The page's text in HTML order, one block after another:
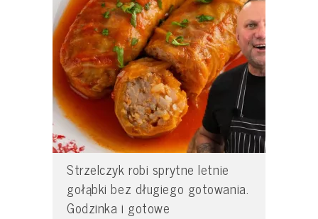
Strzelczyk robi sprytne letnie
gołąbki bez długiego gotowania.
Godzinka i gotowe